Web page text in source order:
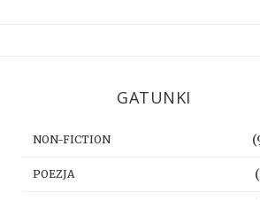
GATUNKI
NON-FICTION
POEZJA